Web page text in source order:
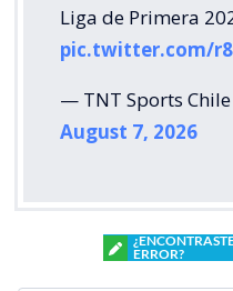
Liga de Primera
pic.twitter.com/
— TNT Sports Chile
August 7, 2026
ERROR?